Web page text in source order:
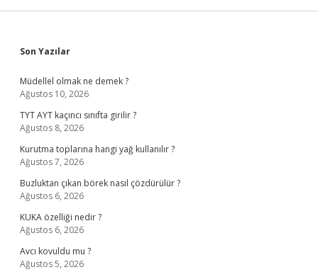
Sidebar
Son Yazılar
Müdellel olmak ne demek ?
Ağustos 10, 2026
TYT AYT kaçıncı sınıfta girilir ?
Ağustos 8, 2026
Kurutma toplarına hangi yağ kullanılır ?
Ağustos 7, 2026
Buzluktan çıkan börek nasıl çözdürülür ?
Ağustos 6, 2026
KUKA özelliği nedir ?
Ağustos 6, 2026
Avcı kovuldu mu ?
Ağustos 5, 2026